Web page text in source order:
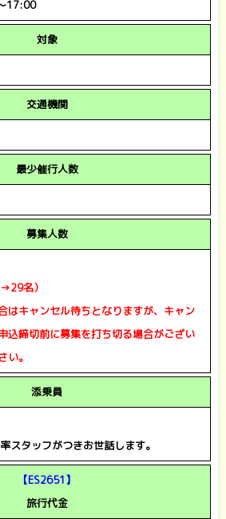
17:00
対象
交通機関
最少催行人数
募集人数
名）
はキャンセル待ちとなりますが、キャン
込締切前に募集を打ち切る場合がござい
い。
添乗員
スタッフがつきお世話します。
【ES2651 】
旅行代金